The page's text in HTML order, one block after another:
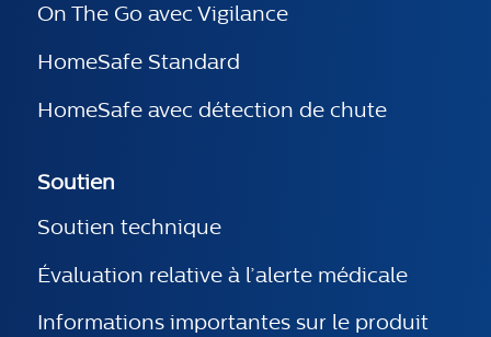
On The Go avec Vigilance
HomeSafe Standard
HomeSafe avec détection de chute
Soutien
Soutien technique
Évaluation relative à l’alerte médicale
Informations importantes sur le produit